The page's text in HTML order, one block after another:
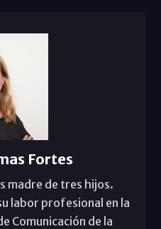
Fortes
madre de tres hijos.
labor profesional en la
Comunicación de la